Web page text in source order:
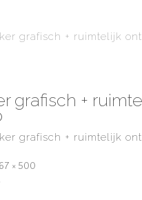
grafisch + ruimtelijk
grafisch +
grafisch + ruimtelijk
× 500